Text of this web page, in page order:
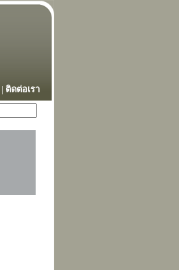
| ติดต่อเรา